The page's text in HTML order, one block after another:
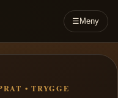
☰ Meny
• TRYGGE